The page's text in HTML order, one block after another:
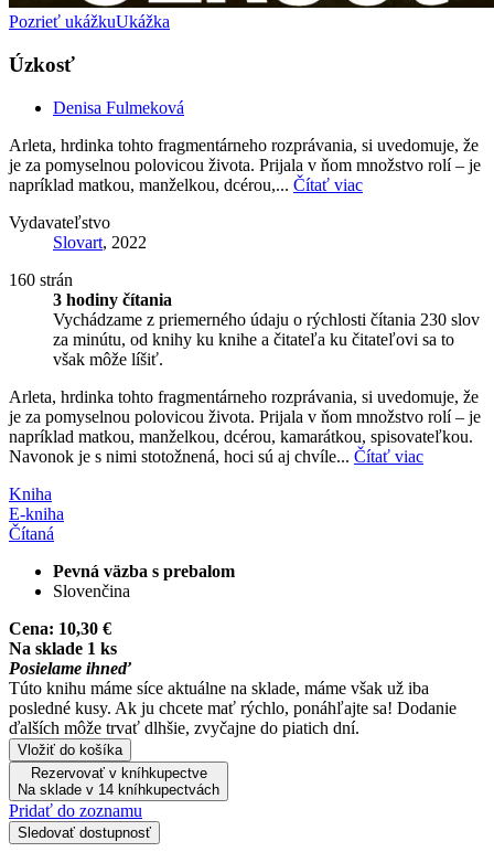
Pozrieť ukážkuUkážka
Úzkosť
Denisa Fulmeková
Arleta, hrdinka tohto fragmentárneho rozprávania, si uvedomuje, že
je za pomyselnou polovicou života. Prijala v ňom množstvo rolí ‒ je
napríklad matkou, manželkou, dcérou,... Čítať viac
Vydavateľstvo
Slovart, 2022
160 strán
3 hodiny čítania
Vychádzame z priemerného údaju o rýchlosti čítania 230 slov
za minútu, od knihy ku knihe a čitateľa ku čitateľovi sa to
však môže líšiť.
Arleta, hrdinka tohto fragmentárneho rozprávania, si uvedomuje, že
je za pomyselnou polovicou života. Prijala v ňom množstvo rolí ‒ je
napríklad matkou, manželkou, dcérou, kamarátkou, spisovateľkou.
Navonok je s nimi stotožnená, hoci sú aj chvíle... Čítať viac
Kniha
E-kniha
Čítaná
Pevná väzba s prebalom
Slovenčina
Cena: 10,30 €
Na sklade 1 ks
Posielame ihneď
Túto knihu máme síce aktuálne na sklade, máme však už iba
posledné kusy. Ak ju chcete mať rýchlo, ponáhľajte sa! Dodanie
ďalších môže trvať dlhšie, zvyčajne do piatich dní.
Vložiť do košíka
Rezervovať v kníhkupectve
Na sklade v 14 kníhkupectvách
Pridať do zoznamu
Sledovať dostupnosť